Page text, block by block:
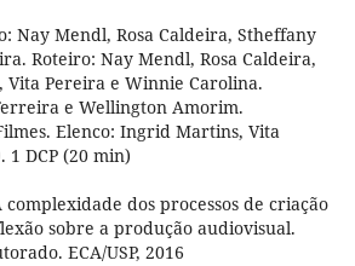
Nay Mendl, Rosa Caldeira, Stheffany
Roteiro: Nay Mendl, Rosa Caldeira,
Vita Pereira e Winnie Carolina.
e Wellington Amorim.
Elenco: Ingrid Martins, Vita
1 DCP (20 min)
complexidade dos processos de criação
sobre a produção audiovisual.
ECA/USP, 2016